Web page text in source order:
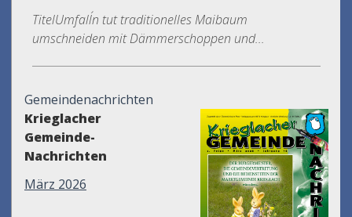
TitelUmfall´n tut traditionelles Maibaum
umschneiden mit Dämmerschoppen und...
Gemeindenachrichten
Krieglacher
Gemeinde-
Nachrichten
März 2026